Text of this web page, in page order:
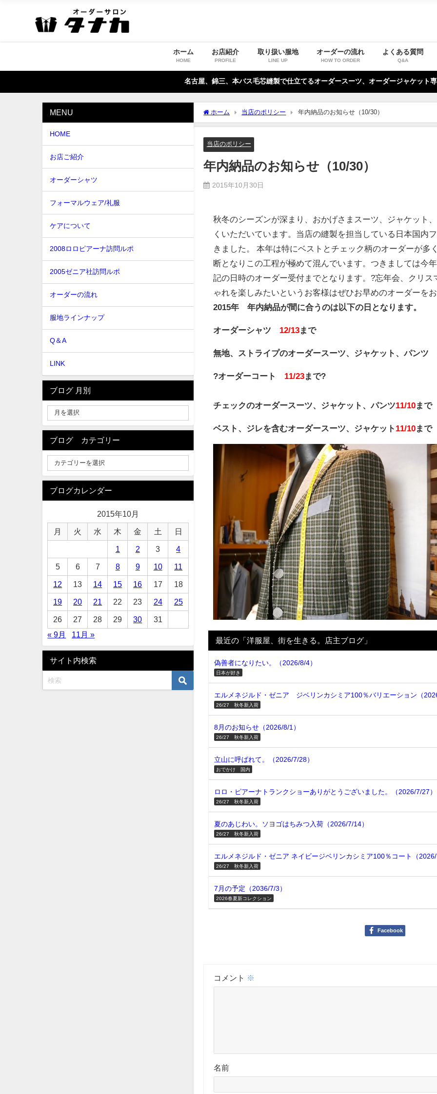
ホーム
HOME
お店紹介
PROFILE
取り扱い服地
LINE UP
オーダーの流れ
HOW TO ORDER
よくある質問
Q&A
名古屋、錦三、本バス毛芯縫製で仕立てるオーダースーツ、オーダージャケット専
ホーム 当店のポリシー 年内納品のお知らせ（10/30）
当店のポリシー
年内納品のお知らせ（10/30）
2015年10月30日
秋冬のシーズンが深まり、おかげさまスーツ、ジャケット
くいただいています。当店の縫製を担当している日本国内
きました。 本年は特にベストとチェック柄のオーダーが多
断となりこの工程が極めて混んでいます。つきましては今
記の日時のオーダー受付までとなります。?忘年会、クリス
ゃれを楽しみたいというお客様はぜひお早めのオーダーを
2015年 年内納品が間に合うのは以下の日となります。
オーダーシャツ 12/13まで
無地、ストライプのオーダースーツ、ジャケット、パンツ
?オーダーコート 11/23まで?
チェックのオーダースーツ、ジャケット、パンツ11/10まで
ベスト、ジレを含むオーダースーツ、ジャケット 11/10まで
最近の「洋服屋、街を生きる。店主ブログ」
偽善者になりたい。（2026/8/4）
日本が好き
エルメネジルド・ゼニア ジベリンカシミア100％バリエーション（
26/27 秋冬新入荷
8月のお知らせ（2026/8/1）
26/27 秋冬新入荷
立山に呼ばれて。（2026/7/28）
おでかけ 国内
ロロ・ピアーナトランクショーありがとうございました。（2026/7/27）
26/27 秋冬新入荷
夏のあじわい。ソヨゴはちみつ入荷（2026/7/14）
26/27 秋冬新入荷
エルメネジルド・ゼニア ネイビージベリンカシミア100％コート（2026/
26/27 秋冬新入荷
7月の予定（2036/7/3）
2026春夏新コレクション
Facebook
コメント ※
名前
MENU
HOME
お店ご紹介
オーダーシャツ
フォーマルウェア/礼服
ケアについて
2008ロロピアーナ訪問ルポ
2005ゼニア社訪問ルポ
オーダーの流れ
服地ラインナップ
Q＆A
LINK
ブログ 月別
ブログ カテゴリー
ブログカレンダー
2015年10月
月 火 水 木 金 土 日
1 2 3 4
5 6 7 8 9 10 11
12 13 14 15 16 17 18
19 20 21 22 23 24 25
26 27 28 29 30
31
« 9月
11月 »
サイト内検索